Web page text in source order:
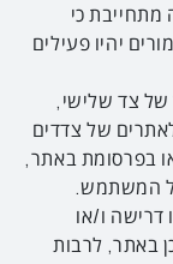
מתחייבת כי
יהיו פעילים
של צד שלישי,
של צדדים
בפרסומת באתר,
המשתמש.
ו/או
באתר, לרבות